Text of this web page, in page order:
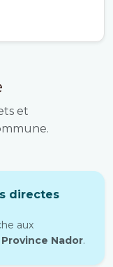
et
directes
aux
Province Nador.